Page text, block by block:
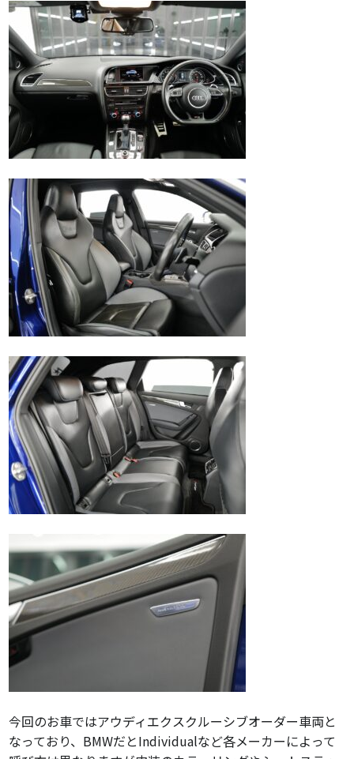
今回のお車ではアウディエクスクルーシブオーダー車両と
なっており、BMWだとIndividualなど各メーカーによって